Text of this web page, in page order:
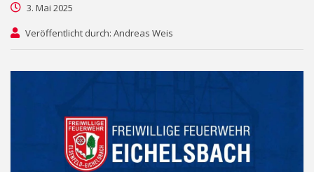
3. Mai 2025
Veröffentlicht durch: Andreas Weis